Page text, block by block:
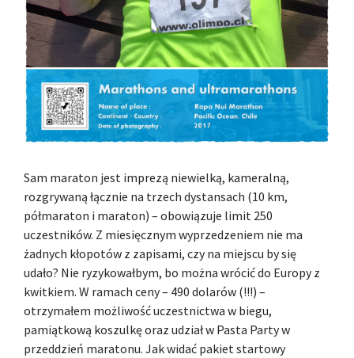
Sam maraton jest imprezą niewielką, kameralną,
rozgrywaną łącznie na trzech dystansach (10 km,
półmaraton i maraton) – obowiązuje limit 250
uczestników. Z miesięcznym wyprzedzeniem nie ma
żadnych kłopotów z zapisami, czy na miejscu by się
udało? Nie ryzykowałbym, bo można wrócić do Europy z
kwitkiem. W ramach ceny – 490 dolarów (!!!) –
otrzymałem możliwość uczestnictwa w biegu,
pamiątkową koszulkę oraz udział w Pasta Party w
przeddzień maratonu. Jak widać pakiet startowy